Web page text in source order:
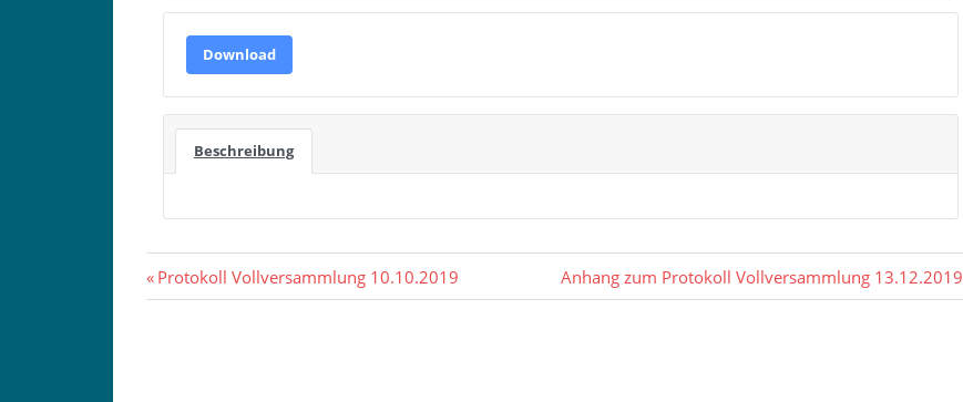
Download
Beschreibung
Beitragsnavigation
Vorheriger
Beitrag:
Protokoll Vollversammlung 10.10.2019
Nächster
Beitrag:
Anhang zum Protokoll Vollversammlung 13.12.2019